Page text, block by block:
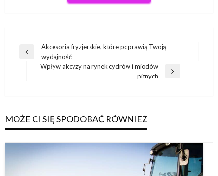
Nawigacja
wpisu
Poprzedni
Akcesoria fryzjerskie, które poprawią Twoją
wydajność
Wpływ akcyzy na rynek cydrów i miodów
pitnych
MOŻE CI SIĘ SPODOBAĆ RÓWNIEŻ